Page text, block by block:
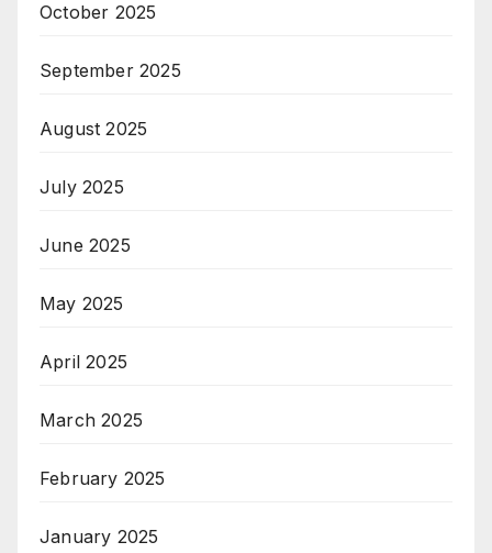
October 2025
September 2025
August 2025
July 2025
June 2025
May 2025
April 2025
March 2025
February 2025
January 2025